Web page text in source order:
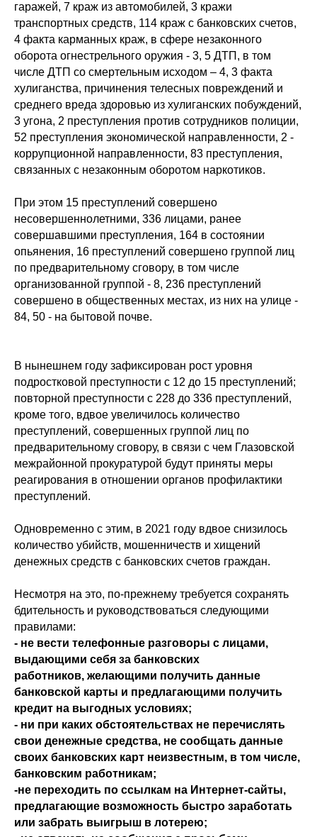
гаражей, 7 краж из автомобилей, 3 кражи
транспортных средств, 114 краж с банковских счетов,
4 факта карманных краж, в сфере незаконного
оборота огнестрельного оружия - 3, 5 ДТП, в том
числе ДТП со смертельным исходом – 4, 3 факта
хулиганства, причинения телесных повреждений и
среднего вреда здоровью из хулиганских побуждений,
3 угона, 2 преступления против сотрудников полиции,
52 преступления экономической направленности, 2 -
коррупционной направленности, 83 преступления,
связанных с незаконным оборотом наркотиков.
При этом 15 преступлений совершено
несовершеннолетними, 336 лицами, ранее
совершавшими преступления, 164 в состоянии
опьянения, 16 преступлений совершено группой лиц
по предварительному сговору, в том числе
организованной группой - 8, 236 преступлений
совершено в общественных местах, из них на улице -
84, 50 - на бытовой почве.
В нынешнем году зафиксирован рост уровня
подростковой преступности с 12 до 15 преступлений;
повторной преступности с 228 до 336 преступлений,
кроме того, вдвое увеличилось количество
преступлений, совершенных группой лиц по
предварительному сговору, в связи с чем Глазовской
межрайонной прокуратурой будут приняты меры
реагирования в отношении органов профилактики
преступлений.
Одновременно с этим, в 2021 году вдвое снизилось
количество убийств, мошенничеств и хищений
денежных средств с банковских счетов граждан.
Несмотря на это, по-прежнему требуется сохранять
бдительность и руководствоваться следующими
правилами:
- не вести телефонные разговоры с лицами,
выдающими себя за банковских
работников, желающими получить данные
банковской карты и предлагающими получить
кредит на выгодных условиях;
- ни при каких обстоятельствах не перечислять
свои денежные средства, не сообщать данные
своих банковских карт неизвестным, в том числе,
банковским работникам;
-не переходить по ссылкам на Интернет-сайты,
предлагающие возможность быстро заработать
или забрать выигрыш в лотерею;